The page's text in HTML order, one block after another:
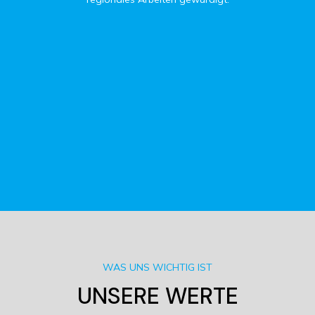
WAS UNS WICHTIG IST
UNSERE WERTE